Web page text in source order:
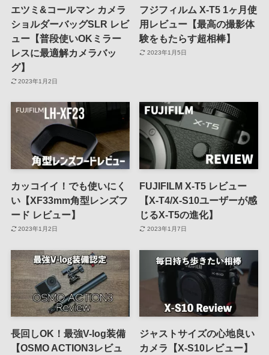
エツミ&コールマン カメラ
ショルダーバッグSLR レビ
ュー【普段使いOKミラー
レスに最適解カメラバッ
グ】
2023年1月2日
フジフィルム X-T5 1ヶ月使
用レビュー【最高の撮影体
験をもたらす超相棒】
2023年1月5日
カッコイイ！でも使いにく
い【XF33mm角型レンズフ
ード レビュー】
2023年1月2日
FUJIFILM X-T5 レビュー
【X-T4/X-S10ユーザーが感
じるX-T5の進化】
2023年1月7日
長回しOK！最強V-log装備
【OSMO ACTION3レビュ
ジャストサイズの心地良い
カメラ【X-S10レビュー】